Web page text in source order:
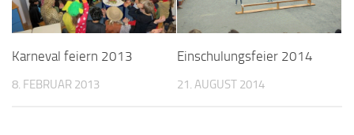
Karneval feiern 2013
8. FEBRUAR 2013
Einschulungsfeier 2014
21. AUGUST 2014